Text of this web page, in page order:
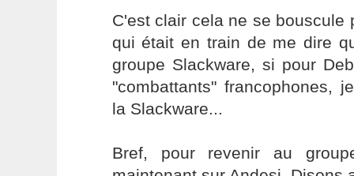
C'est clair cela ne se bouscule
qui était en train de me dire
groupe Slackware, si pour
"combattants" francophones,
la Slackware...
Bref, pour revenir au